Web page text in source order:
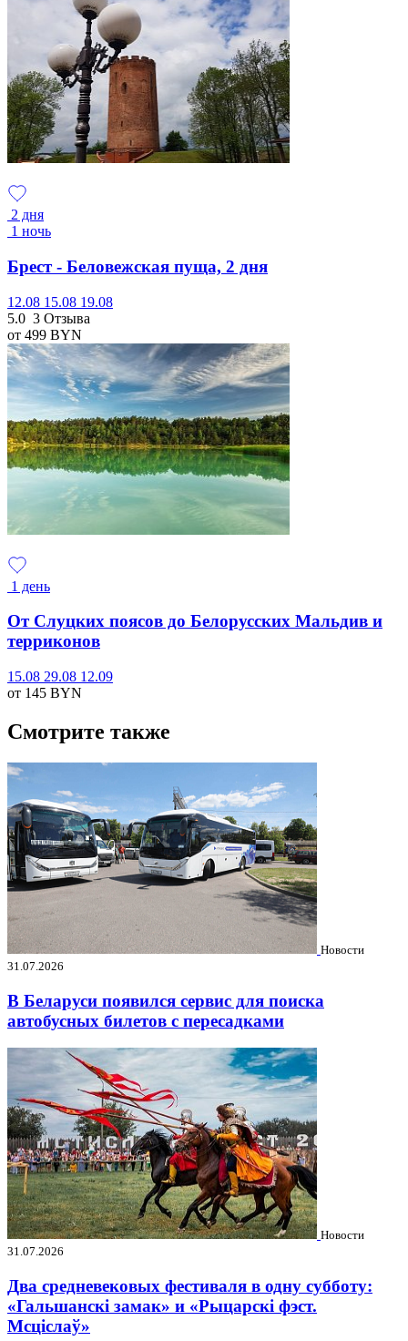
2 дня
1 ночь
Брест - Беловежская пуща, 2 дня
12.08 15.08 19.08
5.0 3 Отзыва
от 499 BYN
1 день
От Слуцких поясов до Белорусских Мальдив и
терриконов
15.08 29.08 12.09
от 145 BYN
Смотрите также
Новости
31.07.2026
В Беларуси появился сервис для поиска
автобусных билетов с пересадками
Новости
31.07.2026
Два средневековых фестиваля в одну субботу:
«Гальшанскі замак» и «Рыцарскі фэст.
Мсціслаў»